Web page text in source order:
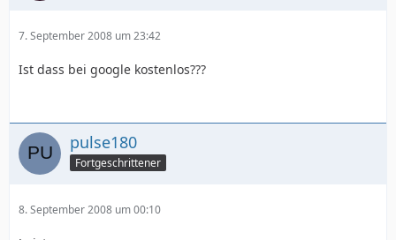
7. September 2008 um 23:42
Ist dass bei google kostenlos???
pulse180
Fortgeschrittener
8. September 2008 um 00:10